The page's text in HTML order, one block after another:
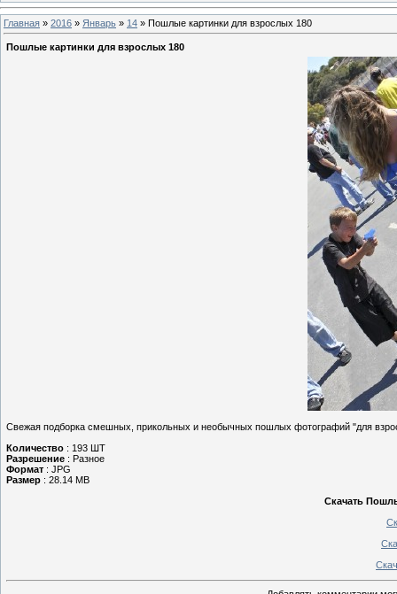
Главная » 2016 » Январь » 14 » Пошлые картинки для взрослых 180
Пошлые картинки для взрослых 180
Свежая подборка смешных, прикольных и необычных пошлых фотографий "для
Количество : 193 ШТ
Разрешение : Разное
Формат : JPG
Размер : 28.14 MB
Скачать